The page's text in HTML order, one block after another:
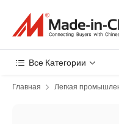
Все Категории
Главная Легкая